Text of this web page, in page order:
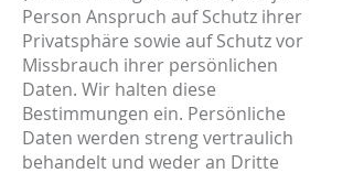
Person Anspruch auf Schutz ihrer
Privatsphäre sowie auf Schutz vor
Missbrauch ihrer persönlichen
Daten. Wir halten diese
Bestimmungen ein. Persönliche
Daten werden streng vertraulich
behandelt und weder an Dritte